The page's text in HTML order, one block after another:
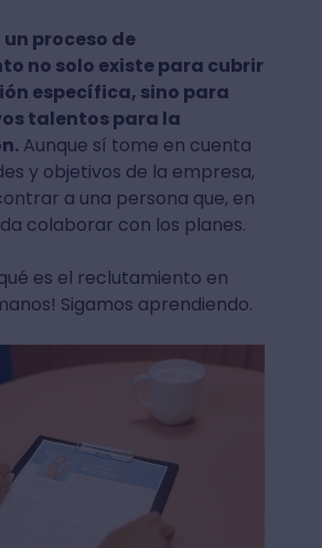
un proceso de
no solo existe para cubrir
específica, sino para
talentos para la
Aunque sí tome en cuenta
y objetivos de la empresa,
a una persona que, en
colaborar con los planes.
es el reclutamiento en
Sigamos aprendiendo.